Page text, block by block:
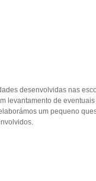
desenvolvidas nas
levantamento de
um pequeno